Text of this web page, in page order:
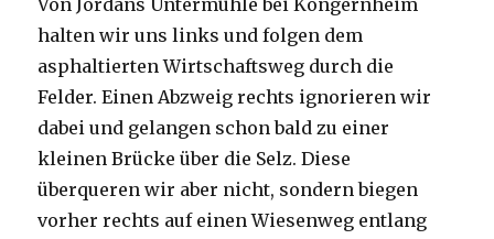
Von Jordans Untermühle bei Köngernheim
halten wir uns links und folgen dem
asphaltierten Wirtschaftsweg durch die
Felder. Einen Abzweig rechts ignorieren wir
dabei und gelangen schon bald zu einer
kleinen Brücke über die Selz. Diese
überqueren wir aber nicht, sondern biegen
vorher rechts auf einen Wiesenweg entlang